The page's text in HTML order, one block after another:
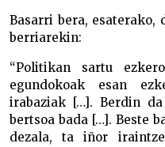
Basarri bera, esaterako,
berriarekin:
“Politikan sartu
egundokoak esan
irabaziak […]. Berdin
bertsoa bada […]. Beste
dezala, ta iñor